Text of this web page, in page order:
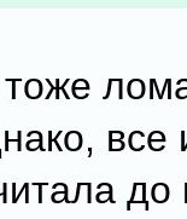
все
до